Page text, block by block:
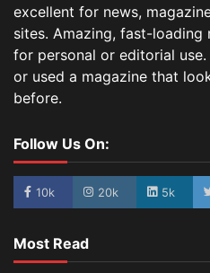
excellent for news,
sites. Amazing, fast-loading
for personal or editorial use.
or used a magazine that
before.
Follow Us On:
10k 20k 5k
Most Read